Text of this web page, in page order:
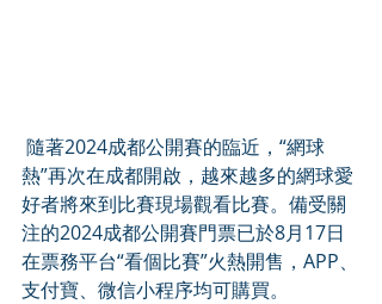
隨著2024成都公開賽的臨近，“網球
熱”再次在成都開啟，越來越多的網球愛
好者將來到比賽現場觀看比賽。備受關
注的2024成都公開賽門票已於8月17日
在票務平台“看個比賽”火熱開售，APP、
支付寶、微信小程序均可購買。